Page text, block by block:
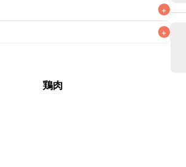
+
+
上がりください。
鶏肉